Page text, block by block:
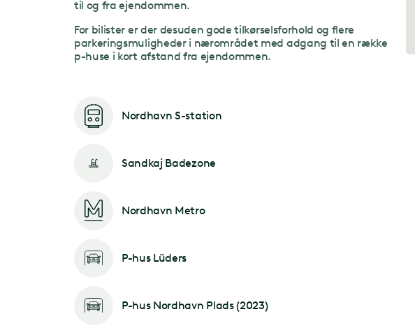
til og fra ejendommen.
For bilister er der desuden gode tilkørselsforhold og flere
parkeringsmuligheder i nærområdet med adgang til en række
p-huse i kort afstand fra ejendommen.
Nordhavn S-station
Sandkaj Badezone
Nordhavn Metro
P-hus Lüders
P-hus Nordhavn Plads (2023)